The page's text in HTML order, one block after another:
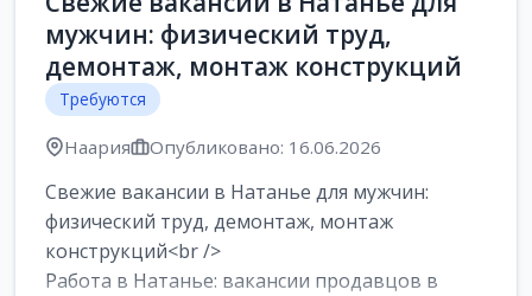
мужчин: физический труд,
демонтаж, монтаж конструкций
Требуются
Наария Опубликовано: 16.06.2026
Свежие вакансии в Натанье для мужчин:
физический труд, демонтаж, монтаж
конструкций<br />
Работа в Натанье: вакансии продавцов в